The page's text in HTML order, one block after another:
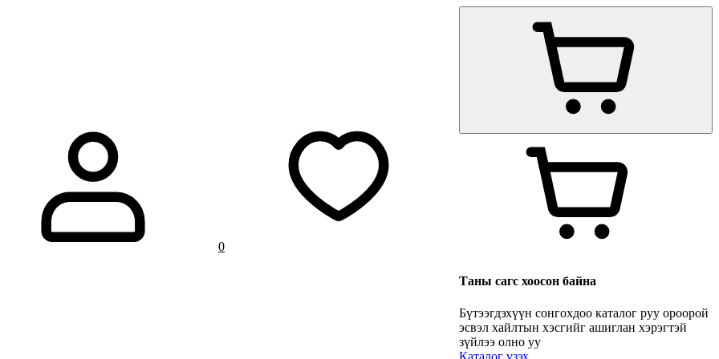
0
Таны сагс хоосон байна
Бүтээгдэхүүн сонгохдоо каталог руу ороорой
эсвэл хайлтын хэсгийг ашиглан хэрэгтэй
зүйлээ олно уу
Каталог үзэх